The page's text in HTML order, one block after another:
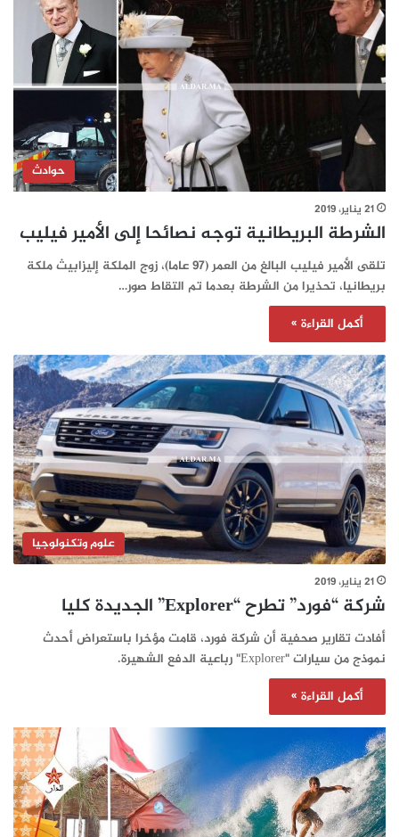
حوادث
21 يناير، 2019
الشرطة البريطانية توجه نصائحا إلى الأمير فيليب
تلقى الأمير فيليب البالغ من العمر (97 عاما)، زوج الملكة إليزابيث ملكة
بريطانيا، تحذيرا من الشرطة بعدما تم التقاط صور…
أكمل القراءة »
علوم وتكنولوجيا
21 يناير، 2019
شركة “فورد” تطرح “Explorer” الجديدة كليا
أفادت تقارير صحفية أن شركة فورد، قامت مؤخرا باستعراض أحدث
نموذج من سيارات "Explorer" رباعية الدفع الشهيرة.
أكمل القراءة »